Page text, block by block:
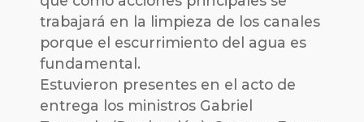
trabajará en la limpieza de los canales
porque el escurrimiento del agua es
fundamental.
Estuvieron presentes en el acto de
entrega los ministros Gabriel